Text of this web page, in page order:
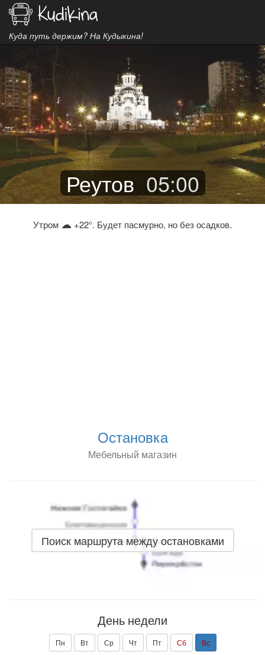
Куда путь держим? На Кудыкина!
Реутов 05:00
Утром ☁ +22°. Будет пасмурно, но без осадков.
Остановка
Мебельный магазин
Поиск маршрута между остановками
День недели
Пн Вт Ср Чт Пт Сб Вс